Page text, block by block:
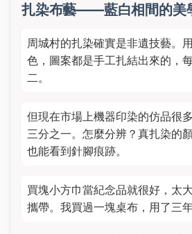
扎染布藝——藍白相間的美
周城村的扎染確實是非遺技藝。
色，圖案都是手工扎結出來的，
二。
但現在市場上機器印染的仿品很
三分之一。怎麼分辨？真扎染的
也能看到針腳痕跡。
買塊小方巾當紀念品就很好，太
攜帶。我買過一塊桌布，用了三